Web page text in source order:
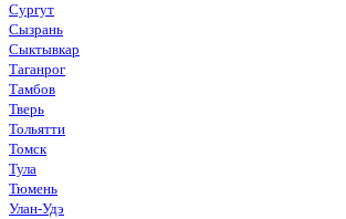
Сургут
Сызрань
Сыктывкар
Таганрог
Тамбов
Тверь
Тольятти
Томск
Тула
Тюмень
Улан-Удэ